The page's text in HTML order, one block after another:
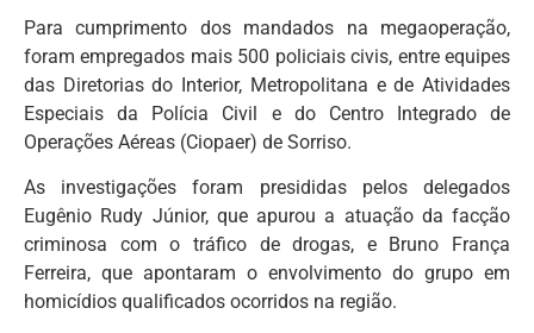
Para cumprimento dos mandados na megaoperação,
foram empregados mais 500 policiais civis, entre equipes
das Diretorias do Interior, Metropolitana e de Atividades
Especiais da Polícia Civil e do Centro Integrado de
Operações Aéreas (Ciopaer) de Sorriso.
As investigações foram presididas pelos delegados
Eugênio Rudy Júnior, que apurou a atuação da facção
criminosa com o tráfico de drogas, e Bruno França
Ferreira, que apontaram o envolvimento do grupo em
homicídios qualificados ocorridos na região.